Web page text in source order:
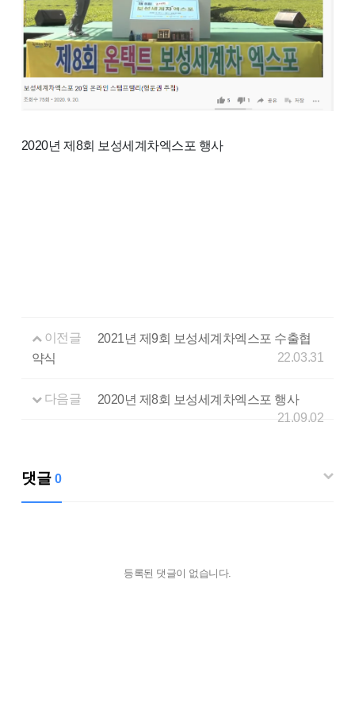
2020년 제8회 보성세계차엑스포 행사
이전글
2021년 제9회 보성세계차엑스포 수출협
약식
22.03.31
다음글
2020년 제8회 보성세계차엑스포 행사
21.09.02
댓글0
등록된 댓글이 없습니다.